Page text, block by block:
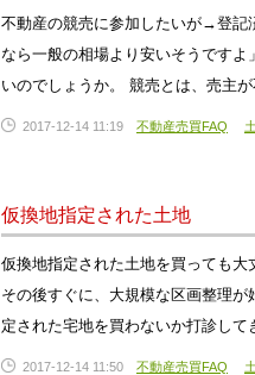
不動産の競売に参加したいが→登記
なら一般の相場より安いそうです
いのでしょうか。 競売とは、売主
2017-12-14 11:19 不動産売買FAQ
仮換地指定された土地
仮換地指定された土地を買っても
その後すぐに、大規模な区画整理
定された宅地を買わないか打診し
2017-12-14 11:50 不動産売買FAQ